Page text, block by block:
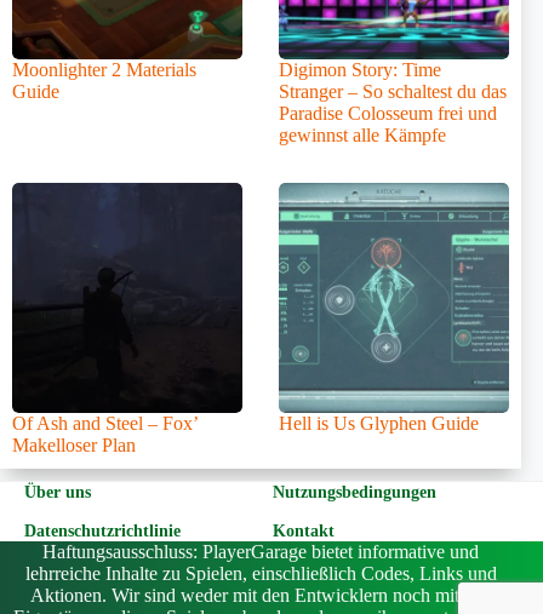
Moonlighter 2 Materials
Guide
Digimon Story: Time
Stranger – So schaltest du das
Paradise Colosseum frei und
gewinnst alle Kämpfe
Of Ash and Steel – Fox’
Makelloser Plan
Hell is Us Glyphen Guide
Über uns
Nutzungsbedingungen
Datenschutzrichtlinie
Kontakt
Haftungsausschluss: PlayerGarage bietet informative und
lehrreiche Inhalte zu Spielen, einschließlich Codes, Links und
Aktionen. Wir sind weder mit den Entwicklern noch mit den